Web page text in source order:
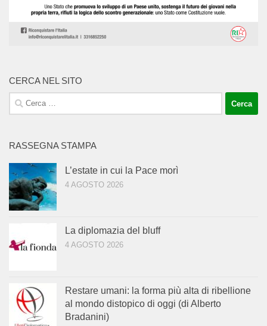
CERCA NEL SITO
Ricerca
per:
RASSEGNA STAMPA
L’estate in cui la Pace morì
4 AGOSTO 2026
La diplomazia del bluff
4 AGOSTO 2026
Restare umani: la forma più alta di ribellione
al mondo distopico di oggi (di Alberto
Bradanini)